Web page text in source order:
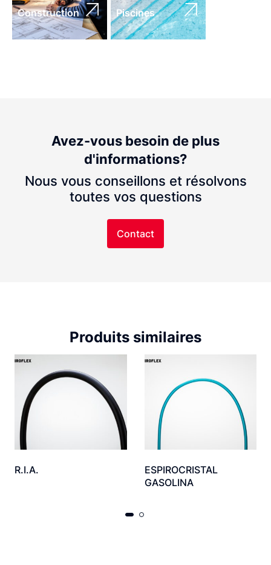
Construction Piscines
Avez-vous besoin de plus
d'informations?
Nous vous conseillons et résolvons
toutes vos questions
Contact
Produits similaires
R.I.A.
ESPIROCRISTAL
GASOLINA